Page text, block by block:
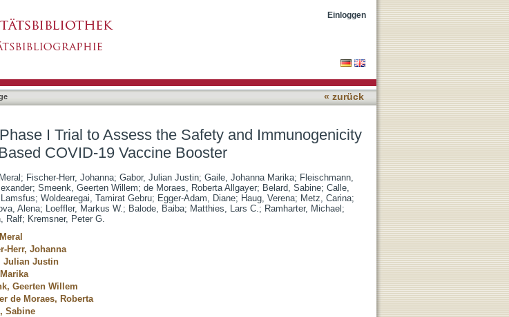
and Immunogenicity of an Orf Virus-BasedEinloggen
« zurück
I Trial to Assess the Safety and Immunogenicity
COVID-19 Vaccine Booster
; Fischer-Herr, Johanna; Gabor, Julian Justin; Gaile, Johanna Marika; Fleischmann,
; Smeenk, Geerten Willem; de Moraes, Roberta Allgayer; Belard, Sabine; Calle,
; Woldearegai, Tamirat Gebru; Egger-Adam, Diane; Haug, Verena; Metz, Carina;
Alena; Loeffler, Markus W.; Balode, Baiba; Matthies, Lars C.; Ramharter, Michael ;
Ralf; Kremsner, Peter G.
Herr, Johanna
Julian Justin
Geerten Willem
de Moraes, Roberta
Sabine